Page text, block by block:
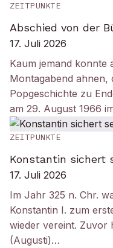
ZEITPUNKTE
Abschied von der
17. Juli 2026
Kaum jemand konnte
Montagabend ahnen,
Popgeschichte zu
am 29. August 1966
ZEITPUNKTE
Konstantin sichert
17. Juli 2026
Im Jahr 325 n. Chr.
Konstantin I. zum
wieder vereint. Zuvor
(Augusti)…